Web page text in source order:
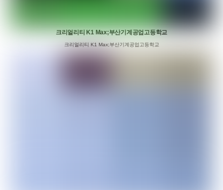
크리얼리티 K1 Max;부산기계공업고등학교
크리얼리티 K1 Max;부산기계공업고등학교